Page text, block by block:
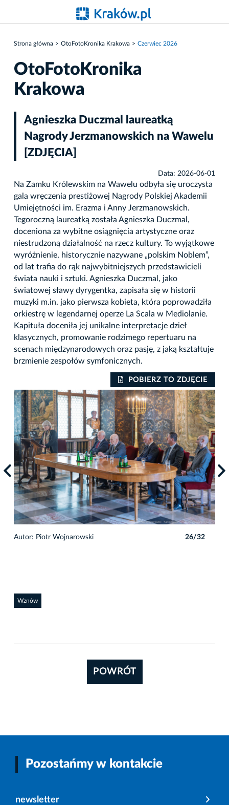
Strona główna OtoFotoKronika Krakowa Czerwiec 2026
OtoFotoKronika
Krakowa
Agnieszka Duczmal laureatką
Nagrody Jerzmanowskich na Wawelu
[ZDJĘCIA]
Data: 2026-06-01
Na Zamku Królewskim na Wawelu odbyła się uroczysta
gala wręczenia prestiżowej Nagrody Polskiej Akademii
Umiejętności im. Erazma i Anny Jerzmanowskich.
Tegoroczną laureatką została Agnieszka Duczmal,
doceniona za wybitne osiągnięcia artystyczne oraz
niestrudzoną działalność na rzecz kultury. To wyjątkowe
wyróżnienie, historycznie nazywane „polskim Noblem”,
od lat trafia do rąk najwybitniejszych przedstawicieli
świata nauki i sztuki. Agnieszka Duczmal, jako
światowej sławy dyrygentka, zapisała się w historii
muzyki m.in. jako pierwsza kobieta, która poprowadziła
orkiestrę w legendarnej operze La Scala w Mediolanie.
Kapituła doceniła jej unikalne interpretacje dzieł
klasycznych, promowanie rodzimego repertuaru na
scenach międzynarodowych oraz pasję, z jaką kształtuje
brzmienie zespołów symfonicznych.
POBIERZ TO ZDJĘCIE
Autor: Piotr Wojnarowski 26/32
Wznów
POWRÓT
Pozostańmy w kontakcie
newsletter